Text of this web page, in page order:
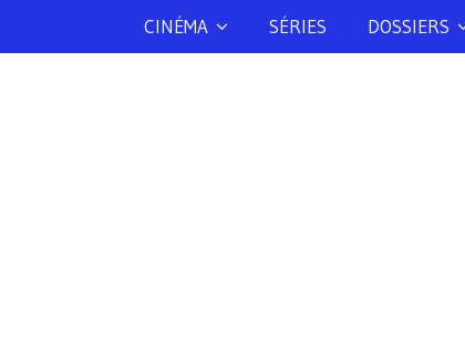
CINÉMA SÉRIES DOSSIERS